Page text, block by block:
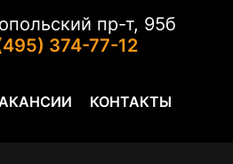
пр-т, 95б
374-77-12
КОНТАКТЫ